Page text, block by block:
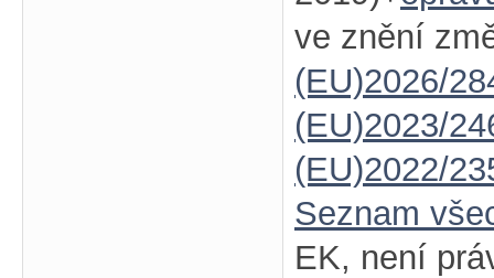
ve znění
(EU)2026/
(EU)2023/
(EU)2022/
Seznam
EK, není